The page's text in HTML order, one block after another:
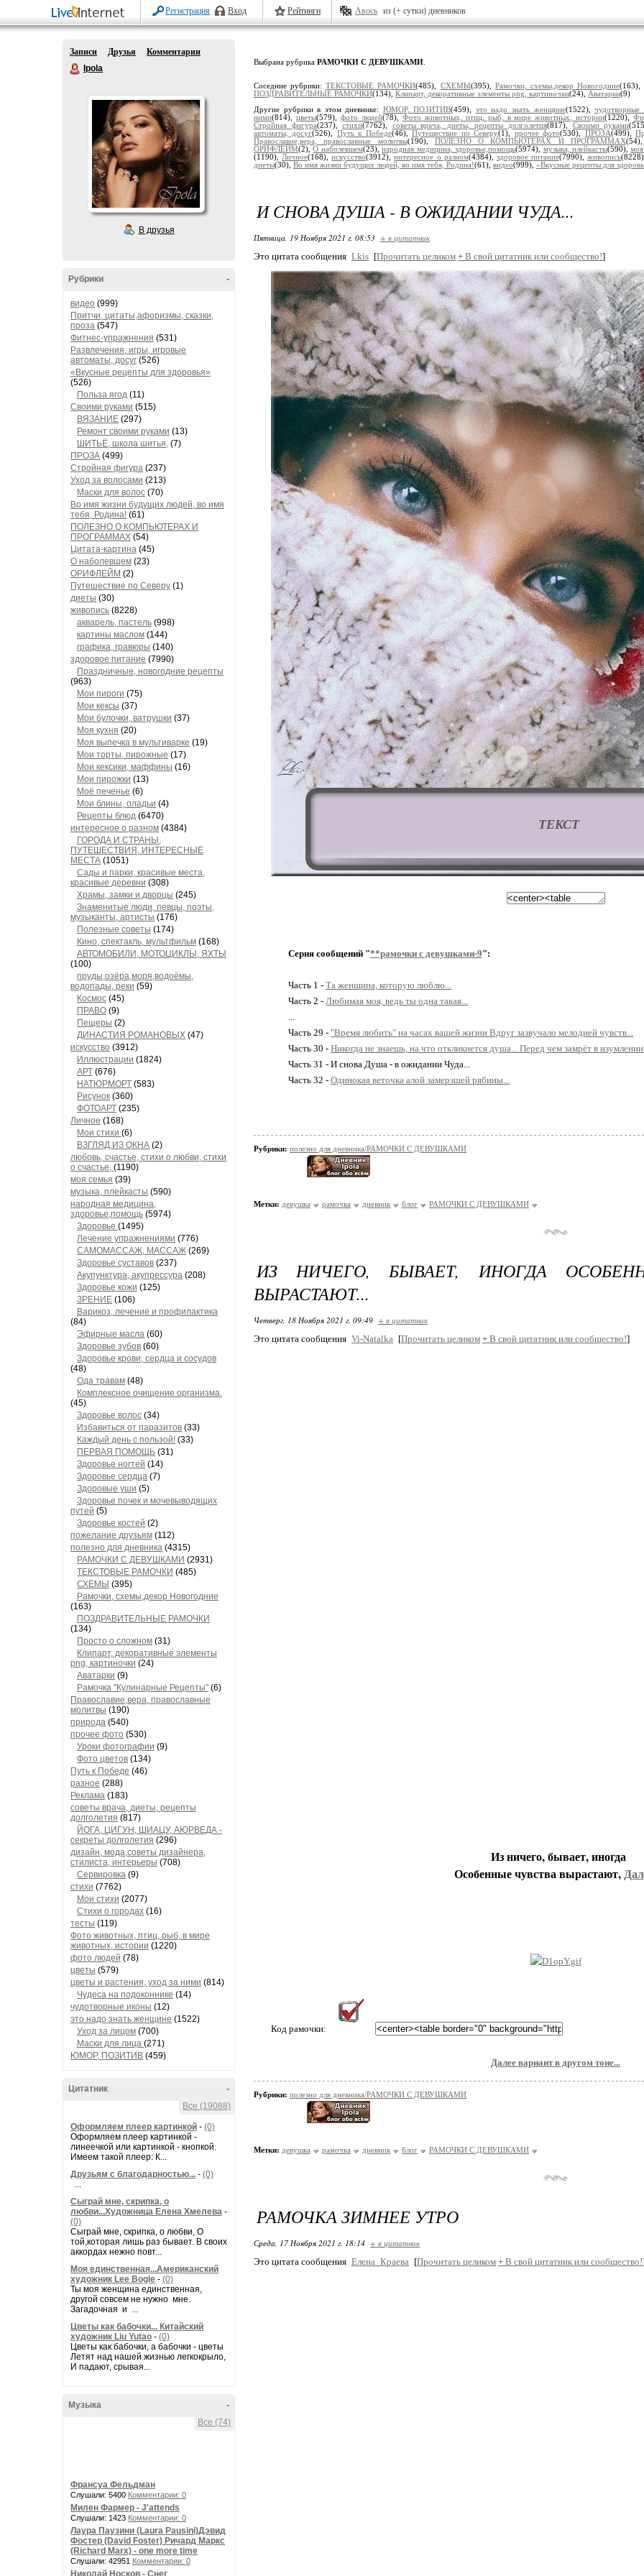
Регистрация Вход Рейтинги Авось из (+ сутки) дневников
Записи Друзья
Комментарии
Ipola
В друзья
-
Рубрики
видео (999)
Притчи, цитаты,афоризмы, сказки,
проза (547)
Фитнес-упражнения (531)
Развлечения, игры, игровые
автоматы, досуг (526)
«Вкусные рецепты для здоровья»
(526)
Польза ягод (11)
Своими руками (515)
ВЯЗАНИЕ (297)
Ремонт своими руками (13)
ШИТЬЁ, школа шитья, (7)
ПРОЗА (499)
Стройная фигура (237)
Уход за волосами (213)
Маски для волос (70)
Во имя жизни будущих людей, во имя
тебя, Родина! (61)
ПОЛЕЗНО О КОМПЬЮТЕРАХ И
ПРОГРАММАХ (54)
Цитата-картина (45)
О наболевшем (23)
ОРИФЛЕЙМ (2)
Путешествие по Северу (1)
диеты (30)
живопись (8228)
акварель, пастель (998)
картины маслом (144)
графика, гравюры (140)
здоровое питание (7990)
Праздничные, новогодние рецепты
(963)
Мои пироги (75)
Мои кексы (37)
Мои булочки, ватрушки (37)
Моя кухня (20)
Моя выпечка в мультиварке (19)
Мои торты, пирожные (17)
Мои кексики, маффины (16)
Мои пирожки (13)
Моё печенье (6)
Мои блины, оладьи (4)
Рецепты блюд (6470)
интересное о разном (4384)
ГОРОДА И СТРАНЫ,
ПУТЕШЕСТВИЯ, ИНТЕРЕСНЫЕ
МЕСТА (1051)
Сады и парки, красивые места,
красивые деревни (308)
Храмы, замки и дворцы (245)
Знаменитые люди, певцы, поэты,
музыканты, артисты (176)
Полезные советы (174)
Кино, спектакль, мультфильм (168)
АВТОМОБИЛИ, МОТОЦИКЛЫ, ЯХТЫ
(100)
пруды,озёра,моря,водоёмы,
водопады, реки (59)
Космос (45)
ПРАВО (9)
Пещеры (2)
ДИНАСТИЯ РОМАНОВЫХ (47)
искусство (3912)
Иллюстрации (1824)
АРТ (676)
НАТЮРМОРТ (583)
Рисунок (360)
ФОТОАРТ (235)
Личное (168)
Мои стихи (6)
ВЗГЛЯД ИЗ ОКНА (2)
любовь, счастье, стихи о любви, стихи
о счастье, (1190)
моя семья (39)
музыка, плейкасты (590)
народная медицина,
здоровье,помощь (5974)
Здоровье (1495)
Лечение упражнениями (776)
САМОМАССАЖ, МАССАЖ (269)
Здоровье суставов (237)
Акупунктура, акупрессура (208)
Здоровье кожи (125)
ЗРЕНИЕ (106)
Варикоз, лечение и профилактика
(84)
Эфирные масла (60)
Здоровье зубов (60)
Здоровье крови, сердца и сосудов
(48)
Ода травам (48)
Комплексное очищение организма.
(45)
Здоровье волос (34)
Избавиться от паразитов (33)
Каждый день с пользой! (33)
ПЕРВАЯ ПОМОЩЬ (31)
Здоровье ногтей (14)
Здоровье сердца (7)
Здоровые уши (5)
Здоровье почек и мочевыводящих
путей (5)
Здоровье костей (2)
пожелание друзьям (112)
полезно для дневника (4315)
РАМОЧКИ С ДЕВУШКАМИ (2931)
ТЕКСТОВЫЕ РАМОЧКИ (485)
СХЕМЫ (395)
Рамочки, схемы,декор Новогодние
(163)
ПОЗДРАВИТЕЛЬНЫЕ РАМОЧКИ
(134)
Просто о сложном (31)
Клипарт, декоративные элементы
png, картиночки (24)
Аватарки (9)
Рамочка "Кулинарные Рецепты" (6)
Православие,вера, православные
молитвы (190)
природа (540)
прочее фото (530)
Уроки фотографии (9)
Фото цветов (134)
Путь к Победе (46)
разное (288)
Реклама (183)
советы врача, диеты, рецепты
долголетия (817)
ЙОГА, ЦИГУН, ШИАЦУ, АЮРВЕДА -
секреты долголетия (296)
дизайн, мода,советы дизайнера,
стилиста, интерьеры (708)
Сервировка (9)
стихи (7762)
Мои стихи (2077)
Стихи о городах (16)
тесты (119)
Фото животных, птиц, рыб, в мире
животных, истории (1220)
фото людей (78)
цветы (579)
цветы и растения, уход за ними (814)
Чудеса на подоконнике (14)
чудотворные иконы (12)
это надо знать женщине (1522)
Уход за лицом (700)
Маски для лица (271)
ЮМОР, ПОЗИТИВ (459)
-
Цитатник
Все (19088)
Оформляем плеер картинкой - (0)
Оформляем плеер картинкой -
линеечкой или картинкой - кнопкой.
Имеем такой плеер: К...
Друзьям с благодарностью... - (0)
...
Сыграй мне, скрипка, о
любви...Художница Елена Хмелева -
(0)
Сыграй мне, скрипка, о любви, О
той,которая лишь раз бывает. В своих
аккордах нежно повт...
Моя единственная...Американский
художник Lee Bogle - (0)
Ты моя женщина единственная,
другой совсем не нужно мне.
Загадочная и ...
Цветы как бабочки... Китайский
художник Liu Yutao - (0)
Цветы как бабочки, а бабочки - цветы
Летят над нашей жизнью легкокрыло,
И падают, срывая...
-
Музыка
Все (74)
Франсуа Фельдман
Слушали: 5400 Комментарии: 0
Милен Фармер - J'attends
Слушали: 1423 Комментарии: 0
Лаура Паузини (Laura Pausini)Дэвид
Фостер (David Foster) Ричард Маркс
(Richard Marx) - one more time
Слушали: 42951 Комментарии: 0
Николай Носков - Снег
Выбрана рубрика РАМОЧКИ С ДЕВУШКАМИ
Соседние рубрики:ТЕКСТОВЫЕ РАМОЧКИ(485), СХЕМЫ(395), Рамочки, схемы,декор Новогодние(163),
ПОЗДРАВИТЕЛЬНЫЕ РАМОЧКИ(134), Клипарт, декоративные элементы png, картиночки(24), Аватарки(9)
Другие рубрики в этом дневнике: ЮМОР, ПОЗИТИВ(459), это надо знать женщине(1522),чудотворные
ними(814), цветы(579), фото людей(78), Фото животных, птиц, рыб, в мире животных, истории(1220),
Стройная фигура(237),стихи(7762), советы врача, диеты, рецепты долголетия(817), Своими руками
автоматы, досуг(526), Путь к Победе(46),Путешествие по Северу(1), прочее фото(530), ПРОЗА(499),
Православие,вера, православные молитвы(190), ПОЛЕЗНО О КОМПЬЮТЕРАХ И ПРОГРАММАХ
ОРИФЛЕЙМ(2),О наболевшем(23),народная медицина, здоровье,помощь(5974), музыка, плейкасты(590),
(1190), Личное(168),искусство(3912),интересное о разном(4384), здоровое питание(7990),живопись
диеты(30), Во имя жизни будущих людей, во имя тебя, Родина!(61), видео(999), «Вкусные рецепты для
И СНОВА ДУША - В ОЖИДАНИИ ЧУДА...
Пятница, 19 Ноября 2021 г. 08:53 + в цитатник
Это цитата сообщения Lkis [Прочитать целиком + В свой цитатник или сообщество!]
ТЕКСТ
Серия сообщений "**рамочки с девушками-9":
Часть 1 - Та женщина, которую люблю...
Часть 2 - Любимая моя, ведь ты одна такая...
...
Часть 29 - "Время любить" на часах вашей жизни Вдруг зазвучало мелодией чувств...
Часть 30 - Никогда не знаешь, на что откликнется душа... Перед чем замрёт в
Часть 31 - И снова Душа - в ожидании Чуда...
Часть 32 - Одинокая веточка алой замерзшей рябины...
Рубрики: полезно для дневника/РАМОЧКИ С ДЕВУШКАМИ
Метки: девушка рамочка дневник блог РАМОЧКИ С ДЕВУШКАМИ
ИЗ НИЧЕГО, БЫВАЕТ, ИНОГДА
ВЫРАСТАЮТ...
Четверг, 18 Ноября 2021 г. 09:49 + в цитатник
Это цитата сообщения Vi-Natalka [Прочитать целиком + В свой цитатник или сообщество!]
Из ничего, бывает, иногда
Особенные чувства вырастают,
Код рамочки:
Далее вариант в другом тоне...
Рубрики: полезно для дневника/РАМОЧКИ С ДЕВУШКАМИ
Метки: девушка рамочка дневник блог РАМОЧКИ С ДЕВУШКАМИ
РАМОЧКА ЗИМНЕЕ УТРО
Среда, 17 Ноября 2021 г. 18:14 + в цитатник
Это цитата сообщения Елена_Краева [Прочитать целиком + В свой цитатник или сообщество!